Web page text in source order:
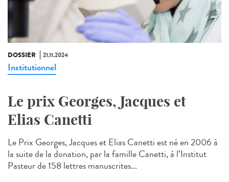
DOSSIER 21.11.2024
Institutionnel
Le prix Georges, Jacques et
Elias Canetti
Le Prix Georges, Jacques et Elias Canetti est né en 2006 à
la suite de la donation, par la famille Canetti, à l’Institut
Pasteur de 158 lettres manuscrites...